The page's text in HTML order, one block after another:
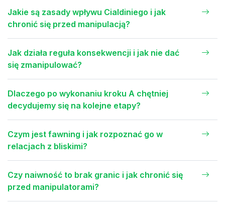
Jakie są zasady wpływu Cialdiniego i jak
chronić się przed manipulacją?
Jak działa reguła konsekwencji i jak nie dać
się zmanipulować?
Dlaczego po wykonaniu kroku A chętniej
decydujemy się na kolejne etapy?
Czym jest fawning i jak rozpoznać go w
relacjach z bliskimi?
Czy naiwność to brak granic i jak chronić się
przed manipulatorami?